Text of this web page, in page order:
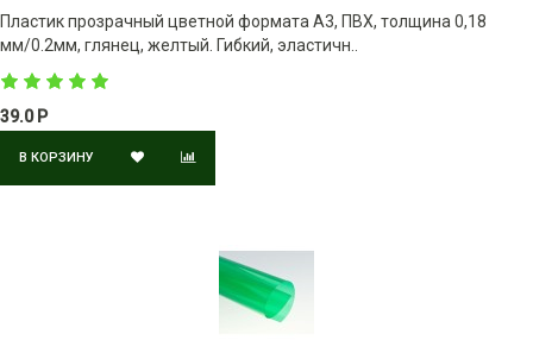
Пластик прозрачный цветной формата А3, ПВХ, толщина 0,18
мм/0.2мм, глянец, желтый. Гибкий, эластичн..
39.0 Р
В КОРЗИНУ